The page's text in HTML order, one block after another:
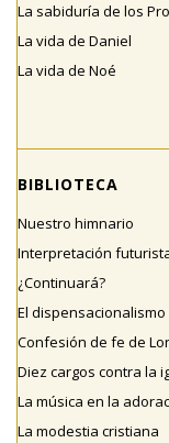
La sabiduría de los
La vida de Daniel
La vida de Noé
BIBLIOTECA
Nuestro himnario
Interpretación
¿Continuará?
El
Confesión de fe de
Diez cargos contra la
La música en la
La modestia cristiana